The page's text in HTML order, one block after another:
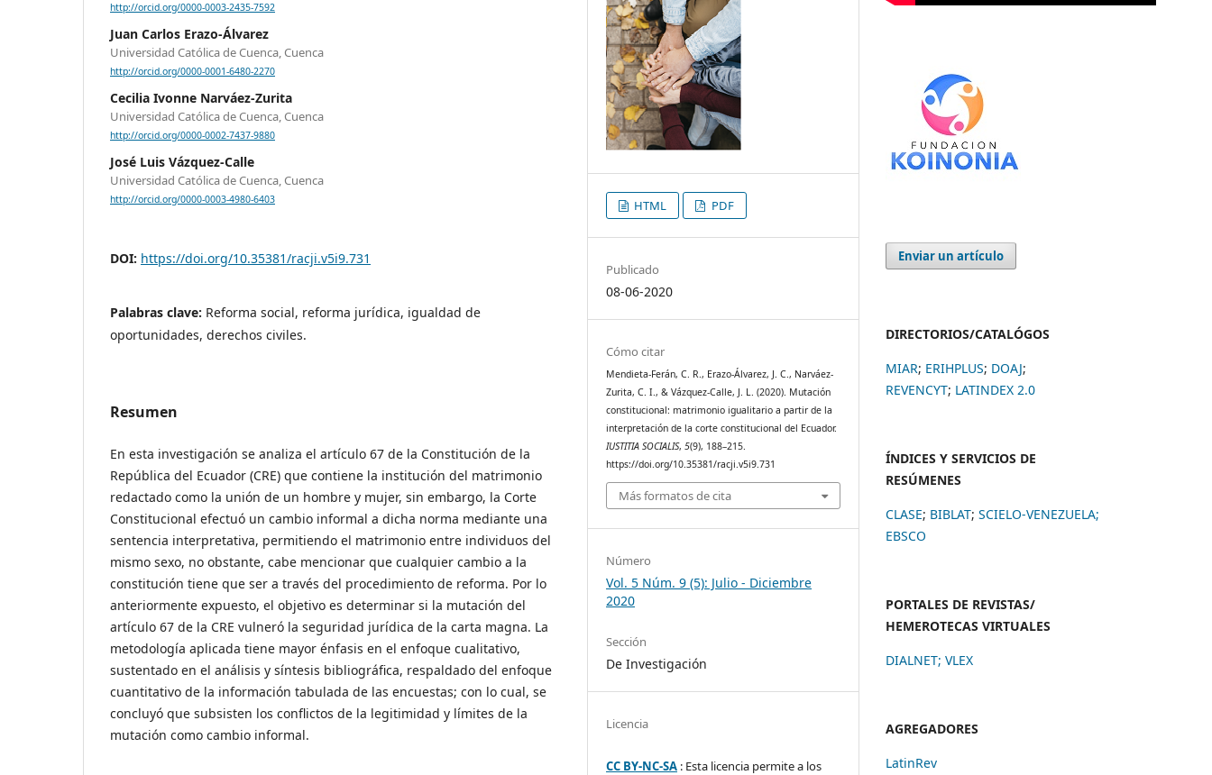
http://orcid.org/0000-0003-2435-7592
Juan Carlos Erazo-Álvarez
Universidad Católica de Cuenca, Cuenca
http://orcid.org/0000-0001-6480-2270
Cecilia Ivonne Narváez-Zurita
Universidad Católica de Cuenca, Cuenca
http://orcid.org/0000-0002-7437-9880
José Luis Vázquez-Calle
Universidad Católica de Cuenca, Cuenca
http://orcid.org/0000-0003-4980-6403
DOI: https://doi.org/10.35381/racji.v5i9.731
Palabras clave: Reforma social, reforma jurídica, igualdad de
oportunidades, derechos civiles.
Resumen
En esta investigación se analiza el artículo 67 de la Constitución de la
República del Ecuador (CRE) que contiene la institución del matrimonio
redactado como la unión de un hombre y mujer, sin embargo, la Corte
Constitucional efectuó un cambio informal a dicha norma mediante una
sentencia interpretativa, permitiendo el matrimonio entre individuos del
mismo sexo, no obstante, cabe mencionar que cualquier cambio a la
constitución tiene que ser a través del procedimiento de reforma. Por lo
anteriormente expuesto, el objetivo es determinar si la mutación del
artículo 67 de la CRE vulneró la seguridad jurídica de la carta magna. La
metodología aplicada tiene mayor énfasis en el enfoque cualitativo,
sustentado en el análisis y síntesis bibliográfica, respaldado del enfoque
cuantitativo de la información tabulada de las encuestas; con lo cual, se
concluyó que subsisten los conflictos de la legitimidad y límites de la
mutación como cambio informal.
HTML PDF
Publicado
08-06-2020
Cómo citar
Mendieta-Ferán, C. R., Erazo-Álvarez, J. C., Narváez-
Zurita, C. I., & Vázquez-Calle, J. L. (2020). Mutación
constitucional: matrimonio igualitario a partir de la
interpretación de la corte constitucional del Ecuador.
IUSTITIA SOCIALIS,5(9), 188–215.
https://doi.org/10.35381/racji.v5i9.731
Más formatos de cita
Número
Vol. 5 Núm. 9 (5): Julio - Diciembre
2020
Sección
De Investigación
Licencia
CC BY-NC-SA : Esta licencia permite a los
Enviar un artículo
DIRECTORIOS/CATALÓGOS
MIAR; ERIHPLUS; DOAJ;
REVENCYT; LATINDEX 2.0
ÍNDICES Y SERVICIOS DE
RESÚMENES
CLASE; BIBLAT; SCIELO-VENEZUELA;
EBSCO
PORTALES DE REVISTAS/
HEMEROTECAS VIRTUALES
DIALNET; VLEX
AGREGADORES
LatinRev